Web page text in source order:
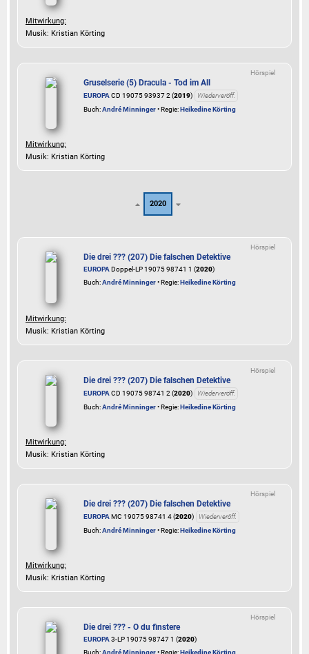
Mitwirkung:
Musik: Kristian Körting
Hörspiel
Gruselserie (5) Dracula - Tod im All
EUROPACD 19075 93937 2 (2019)
Wiederveröff.
Buch:André Minninger• Regie:Heikedine Körting
Mitwirkung:
Musik: Kristian Körting
2020
Hörspiel
Die drei ??? (207) Die falschen Detektive
EUROPADoppel-LP 19075 98741 1 (2020)
Buch:André Minninger• Regie:Heikedine Körting
Mitwirkung:
Musik: Kristian Körting
Hörspiel
Die drei ??? (207) Die falschen Detektive
EUROPACD 19075 98741 2 (2020)
Wiederveröff.
Buch:André Minninger• Regie:Heikedine Körting
Mitwirkung:
Musik: Kristian Körting
Hörspiel
Die drei ??? (207) Die falschen Detektive
EUROPAMC 19075 98741 4 (2020)
Wiederveröff.
Buch:André Minninger• Regie:Heikedine Körting
Mitwirkung:
Musik: Kristian Körting
Hörspiel
Die drei ??? - O du finstere
EUROPA3-LP 19075 98747 1 (2020)
Buch:André Minninger• Regie:Heikedine Körting